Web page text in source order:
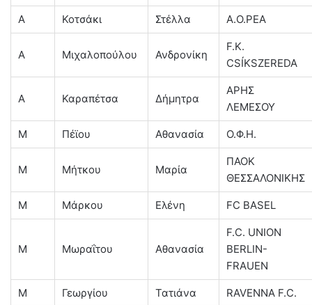
A Κοτσάκι Στέλλα Α.Ο.ΡΕΑ
A Μιχαλοπούλου Ανδρονίκη
F.K.
CSÍKSZEREDA
Α Καραπέτσα Δήμητρα
ΑΡΗΣ
ΛΕΜΕΣΟΥ
Μ Πέϊου Αθανασία Ο.Φ.Η.
Μ Μήτκου Μαρία
ΠΑΟΚ
ΘΕΣΣΑΛΟΝΙΚΗΣ
M Μάρκου Ελένη FC BASEL
Μ Μωραΐτου Αθανασία
F.C. UNION
BERLIN-
FRAUEN
Μ Γεωργίου Τατιάνα RAVENNA F.C.